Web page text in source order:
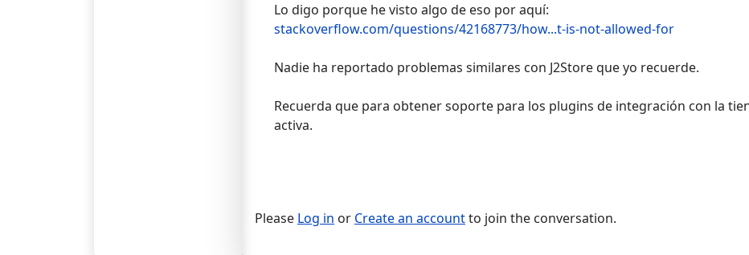
Lo digo porque he visto algo de eso por aquí:
stackoverflow.com/questions/42168773/how...t-is-not-allowed-for
Nadie ha reportado problemas similares con J2Store que yo recuerde.
Recuerda que para obtener soporte para los plugins de integración con la
activa.
Please Log in or Create an accountto join the conversation.